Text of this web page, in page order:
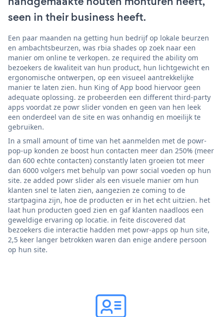
seen in their business heeft.
Een paar maanden na getting hun bedrijf op lokale beurzen
en ambachtsbeurzen, was rbia shades op zoek naar een
manier om online te verkopen. ze required the ability om
bezoekers de kwaliteit van hun product, hun lichtgewicht en
ergonomische ontwerpen, op een visueel aantrekkelijke
manier te laten zien. hun King of App bood hiervoor geen
adequate oplossing. ze probeerden een different third-party
apps voordat ze powr slider vonden en geen van hen leek
een onderdeel van de site en was onhandig en moeilijk te
gebruiken.
In a small amount of time van het aanmelden met de powr-
pop-up konden ze boost hun contacten meer dan 250% (meer
dan 600 echte contacten) constantly laten groeien tot meer
dan 6000 volgers met behulp van powr social voeden op hun
site. ze added powr slider als een visuele manier om hun
klanten snel te laten zien, aangezien ze coming to de
startpagina zijn, hoe de producten er in het echt uitzien. het
laat hun producten goed zien en gaf klanten naadloos een
geweldige ervaring op locatie. in feite discovered dat
bezoekers die interactie hadden met powr-apps op hun site,
2,5 keer langer betrokken waren dan enige andere persoon
op hun site.